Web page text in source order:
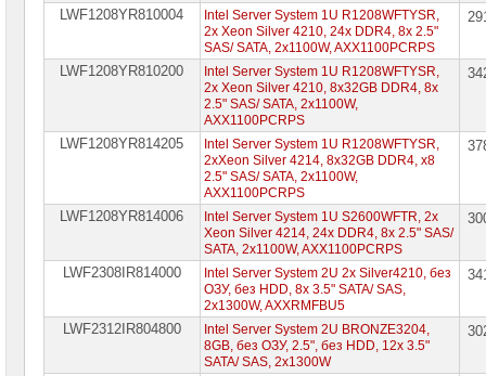
LWF1208YR810004
Intel Server System 1U R1208WFTYSR,
2x Xeon Silver 4210, 24x DDR4, 8x 2.5"
SAS/ SATA, 2x1100W, AXX1100PCRPS
LWF1208YR810200
Intel Server System 1U R1208WFTYSR,
2x Xeon Silver 4210, 8x32GB DDR4, 8x
2.5" SAS/ SATA, 2x1100W,
AXX1100PCRPS
LWF1208YR814205
Intel Server System 1U R1208WFTYSR,
2xXeon Silver 4214, 8x32GB DDR4, x8
2.5" SAS/ SATA, 2x1100W,
AXX1100PCRPS
LWF1208YR814006
Intel Server System 1U S2600WFTR, 2x
Xeon Silver 4214, 24x DDR4, 8x 2.5" SAS/
SATA, 2x1100W, AXX1100PCRPS
LWF2308IR814000
Intel Server System 2U 2x Silver4210, без
ОЗУ, без HDD, 8x 3.5" SATA/ SAS,
2x1300W, AXXRMFBU5
LWF2312IR804800
Intel Server System 2U BRONZE3204,
8GB, без ОЗУ, 2.5", без HDD, 12x 3.5"
SATA/ SAS, 2x1300W